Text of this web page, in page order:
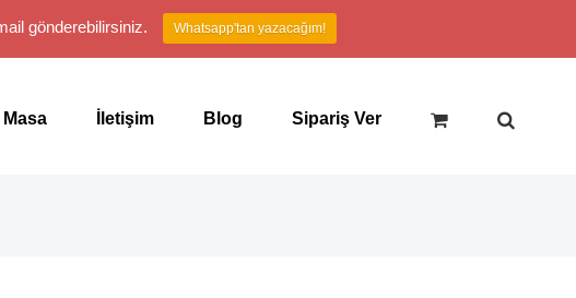
İletişim Blog Sipariş Ver
gönderebilirsiniz. Whatsapp'tan yazacağım!